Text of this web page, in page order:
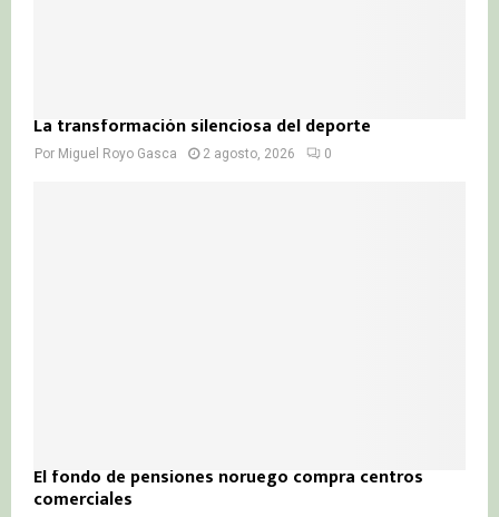
La transformación silenciosa del deporte
Por Miguel Royo Gasca 2 agosto, 2026 0
El fondo de pensiones noruego compra centros
comerciales